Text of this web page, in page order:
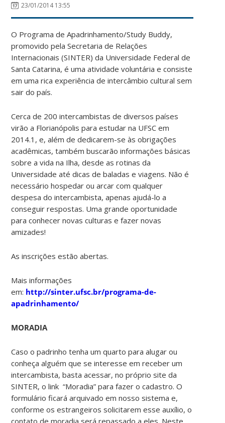
23/01/2014 13:55
O Programa de Apadrinhamento/Study Buddy,
promovido pela Secretaria de Relações
Internacionais (SINTER) da Universidade Federal de
Santa Catarina, é uma atividade voluntária e consiste
em uma rica experiência de intercâmbio cultural sem
sair do país.
Cerca de 200 intercambistas de diversos países
virão a Florianópolis para estudar na UFSC em
2014.1, e, além de dedicarem-se às obrigações
acadêmicas, também buscarão informações básicas
sobre a vida na Ilha, desde as rotinas da
Universidade até dicas de baladas e viagens. Não é
necessário hospedar ou arcar com qualquer
despesa do intercambista, apenas ajudá-lo a
conseguir respostas. Uma grande oportunidade
para conhecer novas culturas e fazer novas
amizades!
As inscrições estão abertas.
Mais informações
em: http://sinter.ufsc.br/programa-de-
apadrinhamento/
MORADIA
Caso o padrinho tenha um quarto para alugar ou
conheça alguém que se interesse em receber um
intercambista, basta acessar, no próprio site da
SINTER, o link “Moradia” para fazer o cadastro. O
formulário ficará arquivado em nosso sistema e,
conforme os estrangeiros solicitarem esse auxílio, o
contato de moradia será repassado a eles. Neste